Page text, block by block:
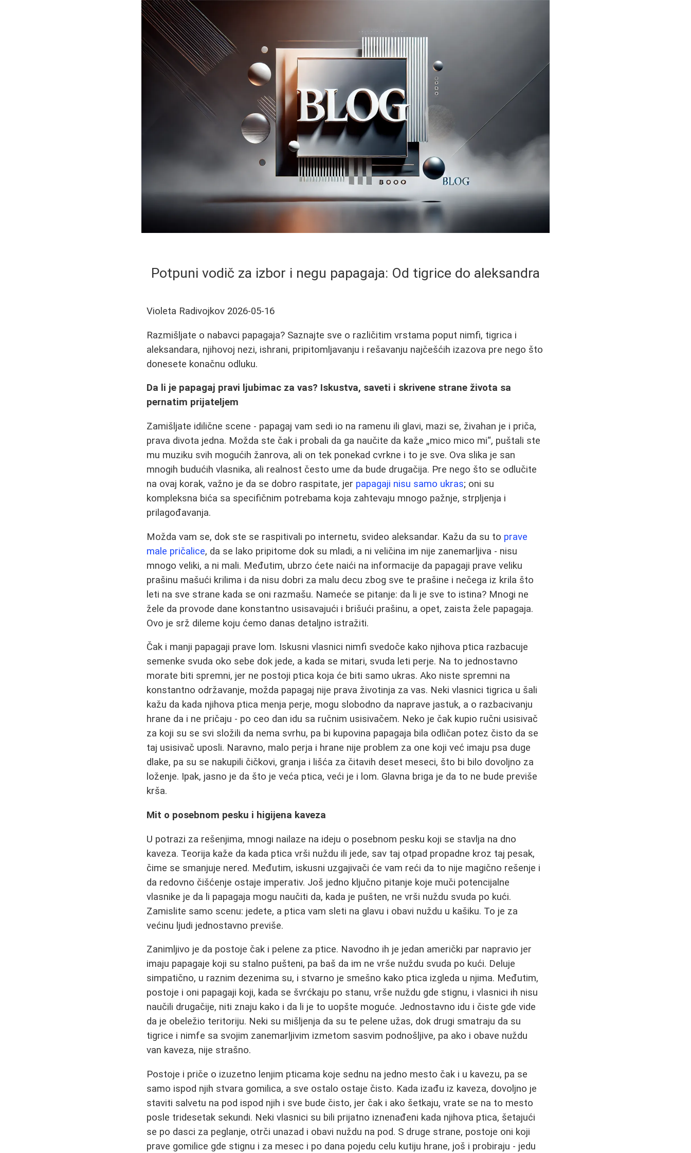
Potpuni vodič za izbor i negu papagaja: Od tigrice do aleksandra
Violeta Radivojkov 2026-05-16
Razmišljate o nabavci papagaja? Saznajte sve o različitim vrstama poput nimfi, tigrica i
aleksandara, njihovoj nezi, ishrani, pripitomljavanju i rešavanju najčešćih izazova pre nego što
donesete konačnu odluku.
Da li je papagaj pravi ljubimac za vas? Iskustva, saveti i skrivene strane života sa
pernatim prijateljem
Zamišljate idilične scene - papagaj vam sedi io na ramenu ili glavi, mazi se, živahan je i priča,
prava divota jedna. Možda ste čak i probali da ga naučite da kaže „mico mico mi“, puštali ste
mu muziku svih mogućih žanrova, ali on tek ponekad cvrkne i to je sve. Ova slika je san
mnogih budućih vlasnika, ali realnost često ume da bude drugačija. Pre nego što se odlučite
na ovaj korak, važno je da se dobro raspitate, jer papagaji nisu samo ukras; oni su
kompleksna bića sa specifičnim potrebama koja zahtevaju mnogo pažnje, strpljenja i
prilagođavanja.
Možda vam se, dok ste se raspitivali po internetu, svideo aleksandar. Kažu da su to prave
male pričalice, da se lako pripitome dok su mladi, a ni veličina im nije zanemarljiva - nisu
mnogo veliki, a ni mali. Međutim, ubrzo ćete naići na informacije da papagaji prave veliku
prašinu mašući krilima i da nisu dobri za malu decu zbog sve te prašine i nečega iz krila što
leti na sve strane kada se oni razmašu. Nameće se pitanje: da li je sve to istina? Mnogi ne
žele da provode dane konstantno usisavajući i brišući prašinu, a opet, zaista žele papagaja.
Ovo je srž dileme koju ćemo danas detaljno istražiti.
Čak i manji papagaji prave lom. Iskusni vlasnici nimfi svedoče kako njihova ptica razbacuje
semenke svuda oko sebe dok jede, a kada se mitari, svuda leti perje. Na to jednostavno
morate biti spremni, jer ne postoji ptica koja će biti samo ukras. Ako niste spremni na
konstantno održavanje, možda papagaj nije prava životinja za vas. Neki vlasnici tigrica u šali
kažu da kada njihova ptica menja perje, mogu slobodno da naprave jastuk, a o razbacivanju
hrane da i ne pričaju - po ceo dan idu sa ručnim usisivačem. Neko je čak kupio ručni usisivač
za koji su se svi složili da nema svrhu, pa bi kupovina papagaja bila odličan potez čisto da se
taj usisivač uposli. Naravno, malo perja i hrane nije problem za one koji već imaju psa duge
dlake, pa su se nakupili čičkovi, granja i lišća za čitavih deset meseci, što bi bilo dovoljno za
loženje. Ipak, jasno je da što je veća ptica, veći je i lom. Glavna briga je da to ne bude previše
krša.
Mit o posebnom pesku i higijena kaveza
U potrazi za rešenjima, mnogi nailaze na ideju o posebnom pesku koji se stavlja na dno
kaveza. Teorija kaže da kada ptica vrši nuždu ili jede, sav taj otpad propadne kroz taj pesak,
čime se smanjuje nered. Međutim, iskusni uzgajivači će vam reći da to nije magično rešenje i
da redovno čišćenje ostaje imperativ. Još jedno ključno pitanje koje muči potencijalne
vlasnike je da li papagaja mogu naučiti da, kada je pušten, ne vrši nuždu svuda po kući.
Zamislite samo scenu: jedete, a ptica vam sleti na glavu i obavi nuždu u kašiku. To je za
većinu ljudi jednostavno previše.
Zanimljivo je da postoje čak i pelene za ptice. Navodno ih je jedan američki par napravio jer
imaju papagaje koji su stalno pušteni, pa baš da im ne vrše nuždu svuda po kući. Deluje
simpatično, u raznim dezenima su, i stvarno je smešno kako ptica izgleda u njima. Međutim,
postoje i oni papagaji koji, kada se švrćkaju po stanu, vrše nuždu gde stignu, i vlasnici ih nisu
naučili drugačije, niti znaju kako i da li je to uopšte moguće. Jednostavno idu i čiste gde vide
da je obeležio teritoriju. Neki su mišljenja da su te pelene užas, dok drugi smatraju da su
tigrice i nimfe sa svojim zanemarljivim izmetom sasvim podnošljive, pa ako i obave nuždu
van kaveza, nije strašno.
Postoje i priče o izuzetno lenjim pticama koje sednu na jedno mesto čak i u kavezu, pa se
samo ispod njih stvara gomilica, a sve ostalo ostaje čisto. Kada izađu iz kaveza, dovoljno je
staviti salvetu na pod ispod njih i sve bude čisto, jer čak i ako šetkaju, vrate se na to mesto
posle tridesetak sekundi. Neki vlasnici su bili prijatno iznenađeni kada njihova ptica, šetajući
se po dasci za peglanje, otrči unazad i obavi nuždu na pod. S druge strane, postoje oni koji
prave gomilice gde stignu i za mesec i po dana pojedu celu kutiju hrane, još i probiraju - jedu